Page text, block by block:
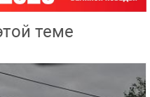
теме